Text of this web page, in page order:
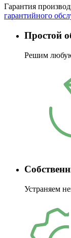
Гарантия
гарантийного
Простой
Решим
Устраняем